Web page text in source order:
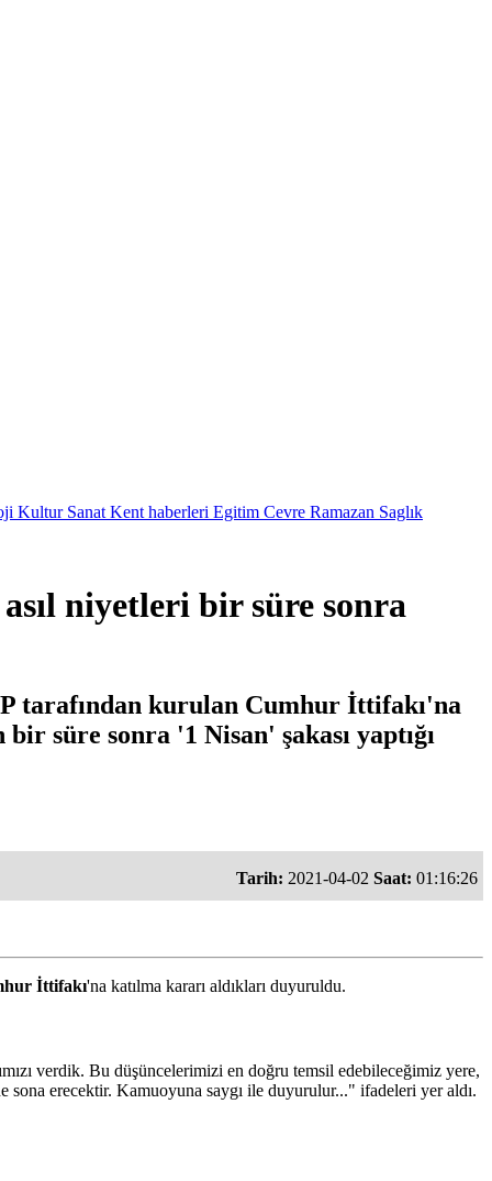
Kultur Sanat Kent haberleri Egitim Cevre Ramazan Saglık
niyetleri bir süre sonra
tarafından kurulan Cumhur İttifakı'na
süre sonra '1 Nisan' şakası yaptığı
Tarih: 2021-04-02 Saat: 01:16:26
İttifakı'na katılma kararı aldıkları duyuruldu.
verdik. Bu düşüncelerimizi en doğru temsil edebileceğimiz yere,
sona erecektir. Kamuoyuna saygı ile duyurulur..." ifadeleri yer aldı.